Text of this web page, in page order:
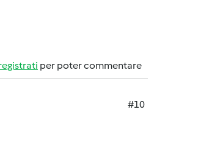
per poter commentare
#10